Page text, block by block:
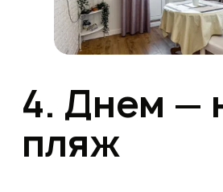
4. Днем —
пляж